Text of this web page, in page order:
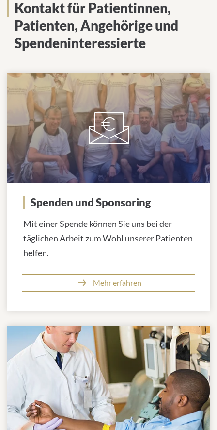
Kontakt für Patientinnen,
Patienten, Angehörige und
Spendeninteressierte
Spenden und Sponsoring
Mit einer Spende können Sie uns bei der
täglichen Arbeit zum Wohl unserer Patienten
helfen.
Mehr erfahren